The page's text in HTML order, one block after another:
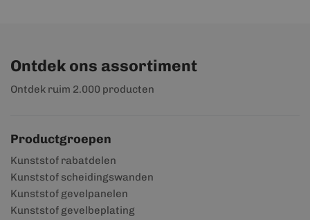
Ontdek ons assortiment
Ontdek ruim 2.000 producten
Productgroepen
Kunststof rabatdelen
Kunststof scheidingswanden
Kunststof gevelpanelen
Kunststof gevelbeplating